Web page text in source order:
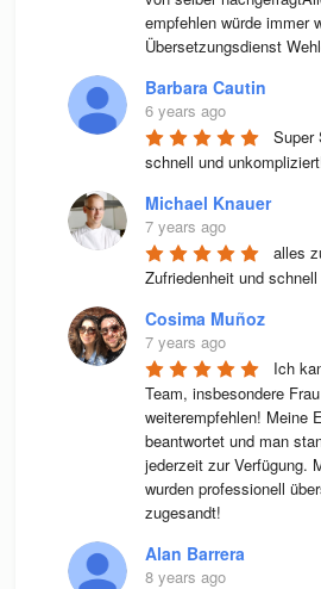
empfehlen würde immer
Übersetzungsdienst
Barbara Cautin
6 years ago
Super
schnell und
Michael Knauer
7 years ago
alles
Zufriedenheit und
Cosima Muñoz
7 years ago
Ich
Team, insbesondere
weiterempfehlen! Meine
beantwortet und man
jederzeit zur Verfügung.
wurden professionell
zugesandt!
Alan Barrera
8 years ago